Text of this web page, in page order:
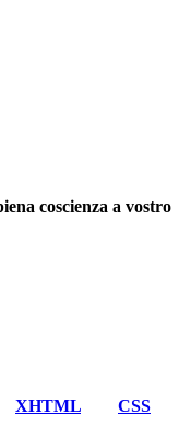
coscienza a vostro
XHTML CSS